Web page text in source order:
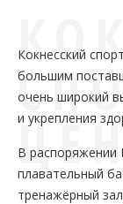
Кокнесский
большим
очень широкий
и укрепления
В распоряжении
плавательный
тренажёрный